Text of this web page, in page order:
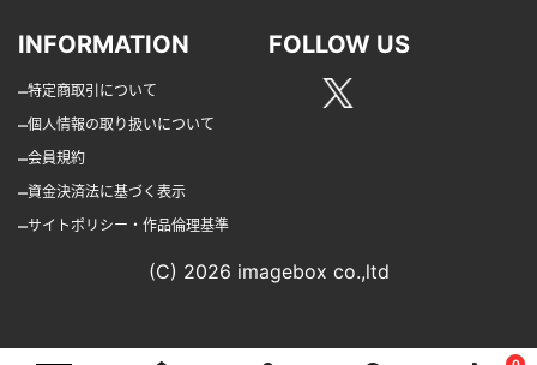
INFORMATION
–特定商取引について
–個人情報の取り扱いについて
–会員規約
–資金決済法に基づく表示
–サイトポリシー・作品倫理基準
FOLLOW US
(C) 2026 imagebox co.,ltd